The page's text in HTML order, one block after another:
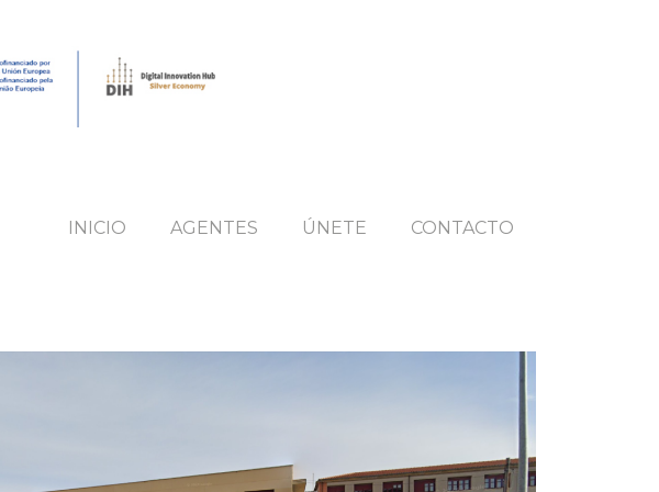
INICIO AGENTES ÚNETE CONTACTO